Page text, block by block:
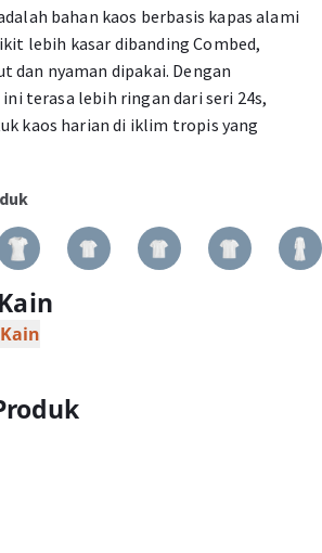
bahan kaos berbasis kapas alami
lebih kasar dibanding Combed,
dan nyaman dipakai. Dengan
terasa lebih ringan dari seri 24s,
kaos harian di iklim tropis yang